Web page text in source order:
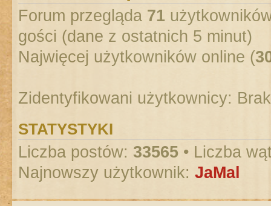
Forum przegląda 71
gości (dane z ostatnich 5 minut)
Najwięcej użytkowników online (
Zidentyfikowani użytkownicy:
STATYSTYKI
Liczba postów: 33565 • Liczba
Najnowszy użytkownik: JaMal